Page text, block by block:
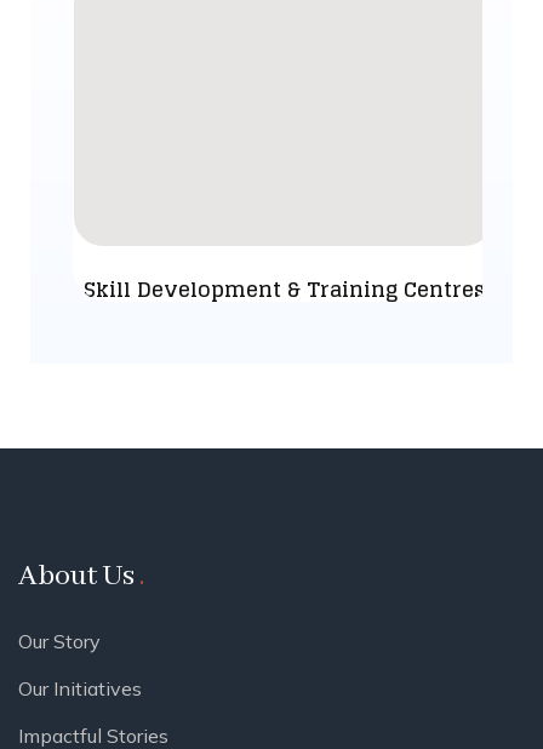
Skill Development & Training Centres
About Us
Our Story
Our Initiatives
Impactful Stories